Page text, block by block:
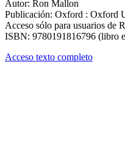
Autor: Ron Mallon
Publicación: Oxford : Oxford
Acceso sólo para usuarios de
ISBN: 9780191816796 (libro
Acceso texto completo